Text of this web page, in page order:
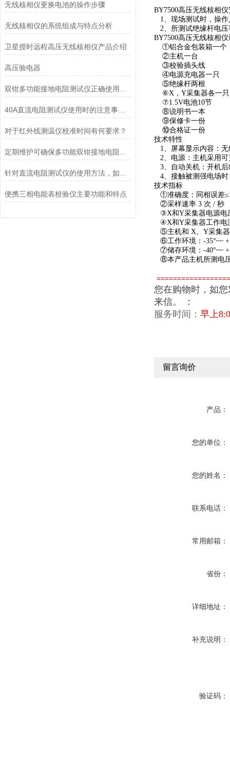
无线核相仪更换电池的操作步骤
无线核相仪的系统组成与特点分析
卫星授时远程高压无线核相仪产品介绍
高压验电器
40A直流电阻测试仪使用时的注意事项有哪些呢？
对于红外线测温仪校准时间有何要求？
便携三相电能表校验仪主要功能和特点
BY7500高压无线核相
1、现场测试时，操作
2、所测试绝缘杆电压
BY7500高压无线核相
①铝合金包装箱一个
②主机一台
③校验插头线
④电源充电器一只
⑤绝缘杆两根
⑥X，Y采集器各一只
⑦1.5V电池10节
⑧说明书一本
⑨保修卡一份
⑩合格证一份
技术特性
1、屏幕显示内容：
2、电源：主机采用可
3、自动关机：开机
4、接触被测强电场
技术指标
①准确度：同相误差
②采样速率 3 次 / 秒
③X和Y采集器电源电
④X和Y采集器工作电
⑤主机和 X、Y采集器
⑥工作环境：-35°┉
⑦储存环境：-40°┉
⑧本产品主机所测电
您在购物时，如
来信。
：
服务时间： 早上
留言询价
产品：
您的单位：
您的姓名：
联系电话：
常用邮箱：
省份：
详细地址：
补充说明：
验证码：